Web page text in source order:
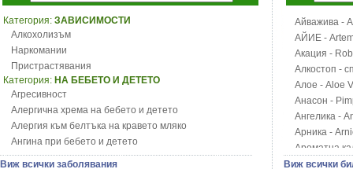
Категория: ЗАВИСИМОСТИ
Алкохолизъм
Наркомании
Пристрастявания
Категория: НА БЕБЕТО И ДЕТЕТО
Агресивност
Алергична хрема на бебето и детето
Алергия към белтъка на кравето мляко
Ангина при бебето и детето
Анемия при бебето и детето
Виж всички заболявания
Айважива -
АЙИЕ -
Акация -
Алкостоп -
Алое - Aloe
Анасон -
Ангелика -
Арника -
Ароматна
Арония -
Виж всички